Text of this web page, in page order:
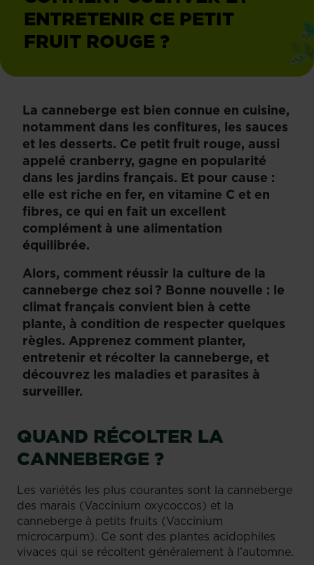
ENTRETENIR CE PETIT
FRUIT ROUGE ?
La canneberge est bien connue en cuisine,
notamment dans les confitures, les sauces
et les desserts. Ce petit fruit rouge, aussi
appelé cranberry, gagne en popularité
dans les jardins français. Et pour cause :
elle est riche en fer, en vitamine C et en
fibres, ce qui en fait un excellent
complément à une alimentation
équilibrée.
Alors, comment réussir la culture de la
canneberge chez soi ? Bonne nouvelle : le
climat français convient bien à cette
plante, à condition de respecter quelques
règles. Apprenez comment planter,
entretenir et récolter la canneberge, et
découvrez les maladies et parasites à
surveiller.
QUAND RÉCOLTER LA
CANNEBERGE ?
Les variétés les plus courantes sont la canneberge
des marais (Vaccinium oxycoccos) et la
canneberge à petits fruits (Vaccinium
microcarpum). Ce sont des plantes acidophiles
vivaces qui se récoltent généralement à l’automne.